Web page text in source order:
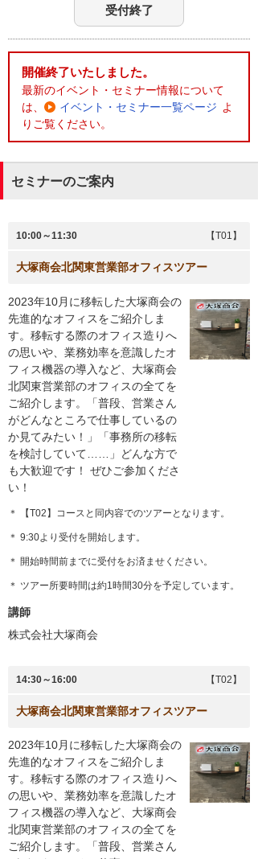
受付終了
開催終了いたしました。
最新のイベント・セミナー情報について
は、
イベント・セミナー一覧ページ よ
りご覧ください。
セミナーのご案内
10:00～11:30 【T01】
大塚商会北関東営業部オフィスツアー
2023年10月に移転した大塚商会の
先進的なオフィスをご紹介しま
す。移転する際のオフィス造りへ
の思いや、業務効率を意識したオ
フィス機器の導入など、大塚商会
北関東営業部のオフィスの全てを
ご紹介します。「普段、営業さん
がどんなところで仕事しているの
か見てみたい！」「事務所の移転
を検討していて……」どんな方で
も大歓迎です！ ぜひご参加くださ
い！
＊ 【T02】コースと同内容でのツアーとなります。
＊ 9:30より受付を開始します。
＊ 開始時間前までに受付をお済ませください。
＊ ツアー所要時間は約1時間30分を予定しています。
講師
株式会社大塚商会
14:30～16:00 【T02】
大塚商会北関東営業部オフィスツアー
2023年10月に移転した大塚商会の
先進的なオフィスをご紹介しま
す。移転する際のオフィス造りへ
の思いや、業務効率を意識したオ
フィス機器の導入など、大塚商会
北関東営業部のオフィスの全てを
ご紹介します。「普段、営業さん